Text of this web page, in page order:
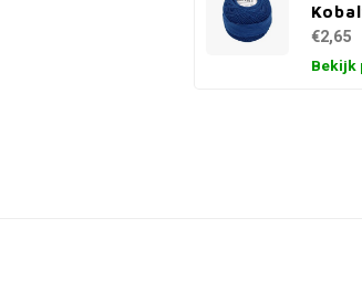
€2,65
Bekijk